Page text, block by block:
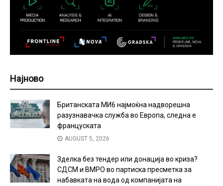
Најново
Британската МИ6 најмоќна надворешна
разузнавачка служба во Европа, следна е
француската
AUGUST 5, 2026
Зделка без тендер или донација во криза?
СДСМ и ВМРО во партиска пресметка за
набавката на вода од компанијата на